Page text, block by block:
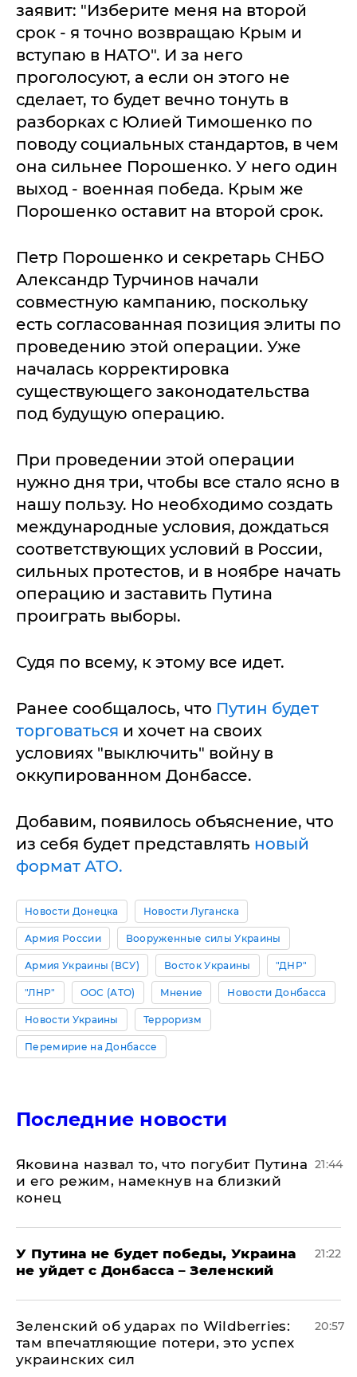
заявит: "Изберите меня на второй
срок - я точно возвращаю Крым и
вступаю в НАТО". И за него
проголосуют, а если он этого не
сделает, то будет вечно тонуть в
разборках с Юлией Тимошенко по
поводу социальных стандартов, в чем
она сильнее Порошенко. У него один
выход - военная победа. Крым же
Порошенко оставит на второй срок.
Петр Порошенко и секретарь СНБО
Александр Турчинов начали
совместную кампанию, поскольку
есть согласованная позиция элиты по
проведению этой операции. Уже
началась корректировка
существующего законодательства
под будущую операцию.
При проведении этой операции
нужно дня три, чтобы все стало ясно в
нашу пользу. Но необходимо создать
международные условия, дождаться
соответствующих условий в России,
сильных протестов, и в ноябре начать
операцию и заставить Путина
проиграть выборы.
Судя по всему, к этому все идет.
Ранее сообщалось, что Путин будет
торговаться и хочет на своих
условиях "выключить" войну в
оккупированном Донбассе.
Добавим, появилось объяснение, что
из себя будет представлять новый
формат АТО.
Новости Донецка Новости Луганска
Армия России Вооруженные силы Украины
Армия Украины (ВСУ) Восток Украины "ДНР"
"ЛНР" ООС (АТО) Мнение Новости Донбасса
Новости Украины Терроризм
Перемирие на Донбассе
Последние новости
Яковина назвал то, что погубит Путина
и его режим, намекнув на близкий
конец
21:44
У Путина не будет победы, Украина
не уйдет с Донбасса – Зеленский
21:22
Зеленский об ударах по Wildberries:
там впечатляющие потери, это успех
украинских сил
20:57